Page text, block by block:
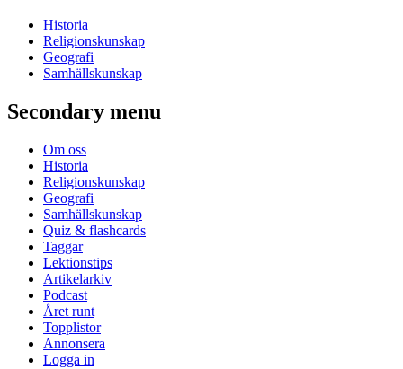
Historia
Religionskunskap
Geografi
Samhällskunskap
Secondary menu
Om oss
Historia
Religionskunskap
Geografi
Samhällskunskap
Quiz & flashcards
Taggar
Lektionstips
Artikelarkiv
Podcast
Året runt
Topplistor
Annonsera
Logga in